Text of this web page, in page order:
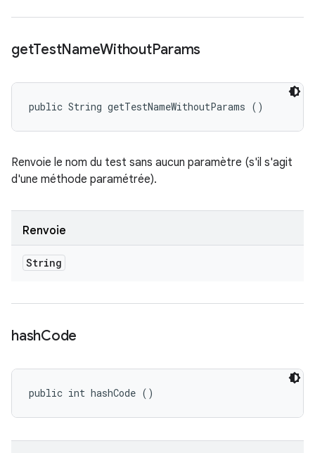
getTestNameWithoutParams
public String getTestNameWithoutParams ()
Renvoie le nom du test sans aucun paramètre (s'il s'agit
d'une méthode paramétrée).
Renvoie
String
hashCode
public int hashCode ()